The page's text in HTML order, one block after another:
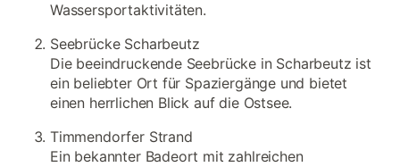
Wassersportaktivitäten.
Seebrücke Scharbeutz
Die beeindruckende Seebrücke in Scharbeutz ist
ein beliebter Ort für Spaziergänge und bietet
einen herrlichen Blick auf die Ostsee.
Timmendorfer Strand
Ein bekannter Badeort mit zahlreichen